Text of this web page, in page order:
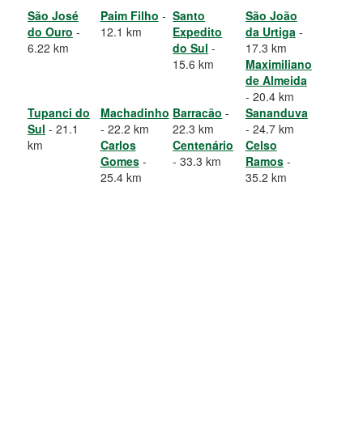
São José
do Ouro -
6.22 km
Paim Filho -
12.1 km
Santo
Expedito
do Sul -
15.6 km
São João
da Urtiga-
17.3 km
Maximiliano
de Almeida
- 20.4 km
Tupanci do
Sul - 21.1
km
Machadinho
- 22.2 km
Barracão -
22.3 km
Sananduva
- 24.7 km
Carlos
Gomes-
25.4 km
Centenário
- 33.3 km
Celso
Ramos-
35.2 km